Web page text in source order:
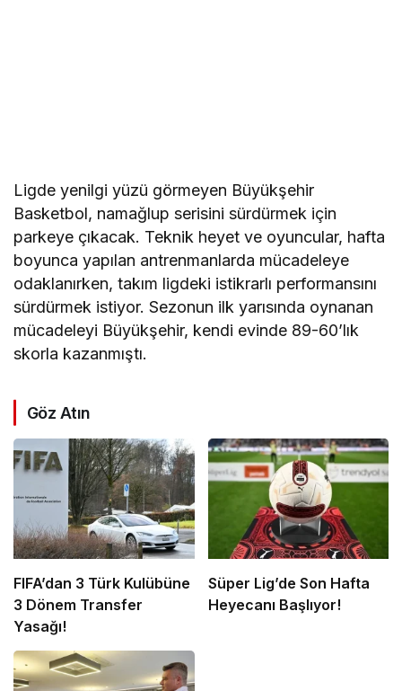
Ligde yenilgi yüzü görmeyen Büyükşehir
Basketbol, namağlup serisini sürdürmek için
parkeye çıkacak. Teknik heyet ve oyuncular, hafta
boyunca yapılan antrenmanlarda mücadeleye
odaklanırken, takım ligdeki istikrarlı performansını
sürdürmek istiyor. Sezonun ilk yarısında oynanan
mücadeleyi Büyükşehir, kendi evinde 89-60’lık
skorla kazanmıştı.
Göz Atın
FIFA’dan 3 Türk Kulübüne
3 Dönem Transfer
Yasağı!
Süper Lig’de Son Hafta
Heyecanı Başlıyor!